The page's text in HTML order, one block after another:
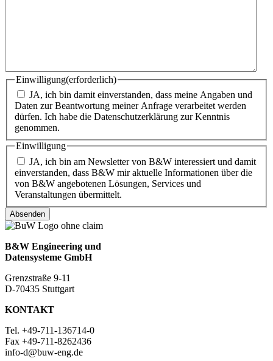
Einwilligung(erforderlich)
JA, ich bin damit einverstanden, dass meine Angaben und
Daten zur Beantwortung meiner Anfrage verarbeitet werden
dürfen. Ich habe die Datenschutzerklärung zur Kenntnis
genommen.
Einwilligung
JA, ich bin am Newsletter von B&W interessiert und damit
einverstanden, dass B&W mir aktuelle Informationen über die
von B&W angebotenen Lösungen, Services und
Veranstaltungen übermittelt.
B&W Engineering und
Datensysteme GmbH
Grenzstraße 9-11
D-70435 Stuttgart
KONTAKT
Tel. +49-711-136714-0
Fax +49-711-8262436
info-d@buw-eng.de